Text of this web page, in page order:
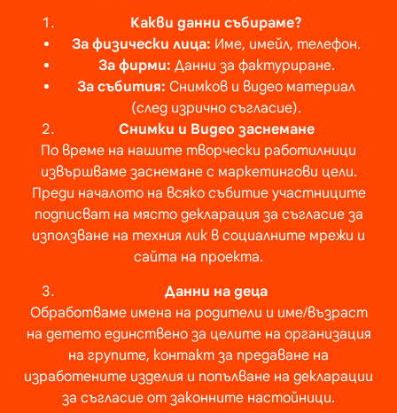
Какви данни събираме?
За физически лица: Име, имейл, телефон.
За фирми: Данни за фактуриране.
За събития: Снимков и видео материал
(след изрично съгласие).
Снимки и Видео заснемане
По време на нашите творчески работилници
извършваме заснемане с маркетингови цели.
Преди началото на всяко събитие участниците
подписват на място декларация за съгласие за
използване на техния лик в социалните мрежи и
сайта на проекта.
Данни на деца
Обработваме имена на родители и име/възраст
на детето единствено за целите на организация
на групите, контакт за предаване на
изработените изделия и попълване на декларации
за съгласие от законните настойници.